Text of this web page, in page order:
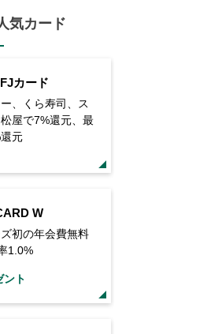
気カード
カード
、くら寿司、ス
屋で7%還元、最
元
W
初の年会費無料
1.0%
ント